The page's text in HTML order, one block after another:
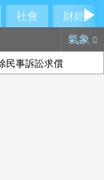
社會
財經
氣象
民事訴訟求償